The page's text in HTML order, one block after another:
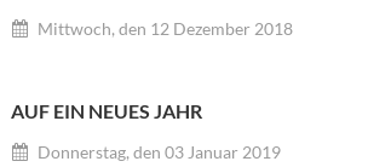
Mittwoch, den 12 Dezember 2018
AUF EIN NEUES JAHR
Donnerstag, den 03 Januar 2019